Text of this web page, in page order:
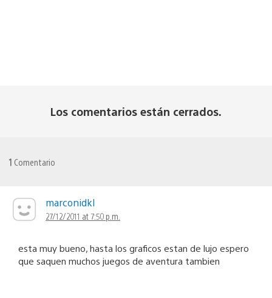
Los comentarios están cerrados.
1 Comentario
marconidkl
27/12/2011 at 7:50 p.m.
esta muy bueno, hasta los graficos estan de lujo espero
que saquen muchos juegos de aventura tambien